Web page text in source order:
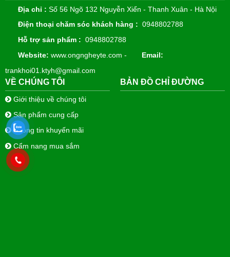
Địa chỉ : Số 56 Ngõ 132 Nguyễn Xiển - Thanh Xuân - Hà Nội
Điện thoại chăm sóc khách hàng : 0948802788
Hỗ trợ sản phẩm : 0948802788
Website: www.ongngheyte.com -
Email:
trankhoi01.ktyh@gmail.com
VỀ CHÚNG TÔI
Giới thiệu về chúng tôi
Sản phẩm cung cấp
Thông tin khuyến mãi
Cẩm nang mua sắm
BẢN ĐỒ CHỈ ĐƯỜNG